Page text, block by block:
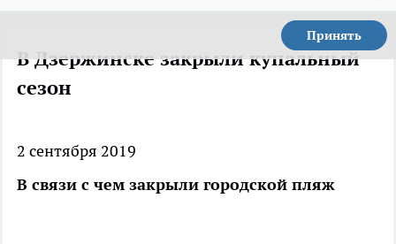
Принять
В Дзержинске закрыли купальный
сезон
2 сентября 2019
В связи с чем закрыли городской пляж